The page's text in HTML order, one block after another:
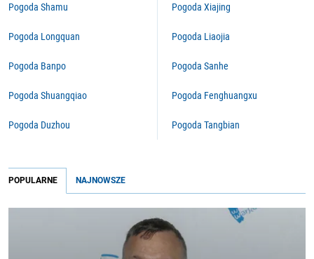
Pogoda Shamu
Pogoda Longquan
Pogoda Banpo
Pogoda Shuangqiao
Pogoda Duzhou
Pogoda Xiajing
Pogoda Liaojia
Pogoda Sanhe
Pogoda Fenghuangxu
Pogoda Tangbian
POPULARNE NAJNOWSZE